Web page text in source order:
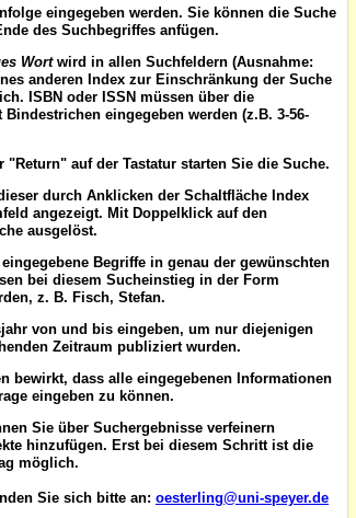
eingegeben werden. Sie können die Suche
des Suchbegriffes anfügen.
Wort wird in allen Suchfeldern (Ausnahme:
anderen Index zur Einschränkung der Suche
ISBN oder ISSN müssen über die
eingegeben werden (z.B. 3-56-
"Return" auf der Tastatur starten Sie die Suche.
durch Anklicken der Schaltfläche Index
angezeigt. Mit Doppelklick auf den
ausgelöst.
Begriffe in genau der gewünschten
bei diesem Sucheinstieg in der Form
z. B. Fisch, Stefan.
von und bis eingeben, um nur diejenigen
Zeitraum publiziert wurden.
bewirkt, dass alle eingegebenen Informationen
eingeben zu können.
Sie über Suchergebnisse verfeinern
hinzufügen. Erst bei diesem Schritt ist die
möglich.
Sie sich bitte an: oesterling@uni-speyer.de